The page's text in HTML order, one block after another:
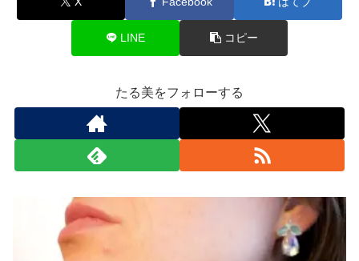
LINE コピー
たる美をフォローする